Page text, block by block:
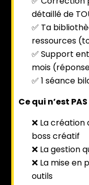
détaillé de
✅ Ta
ressources
✅ Support
mois
✅ 1 séance
Ce qui n’est
❌ La création
boss créatif
❌ La gestion
❌ La mise
outils